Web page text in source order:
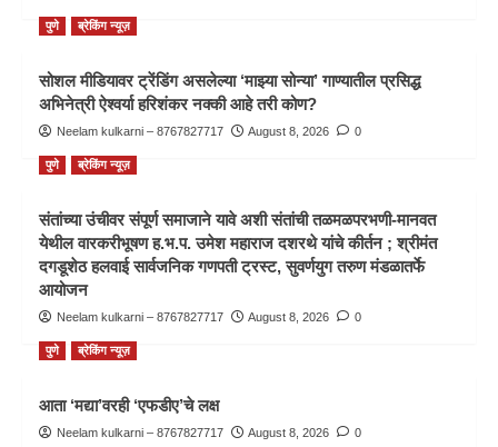
पुणे ब्रेकिंग न्यूज़
सोशल मीडियावर ट्रेंडिंग असलेल्या ‘माझ्या सोन्या’ गाण्यातील प्रसिद्ध
अभिनेत्री ऐश्वर्या हरिशंकर नक्की आहे तरी कोण?
Neelam kulkarni – 8767827717 August 8, 2026 0
पुणे ब्रेकिंग न्यूज़
संतांच्या उंचीवर संपूर्ण समाजाने यावे अशी संतांची तळमळपरभणी-मानवत
येथील वारकरीभूषण ह.भ.प. उमेश महाराज दशरथे यांचे कीर्तन ; श्रीमंत
दगडूशेठ हलवाई सार्वजनिक गणपती ट्रस्ट, सुवर्णयुग तरुण मंडळातर्फे
आयोजन
Neelam kulkarni – 8767827717 August 8, 2026 0
पुणे ब्रेकिंग न्यूज़
आता ‘मद्या’वरही ‘एफडीए’चे लक्ष
Neelam kulkarni – 8767827717 August 8, 2026 0